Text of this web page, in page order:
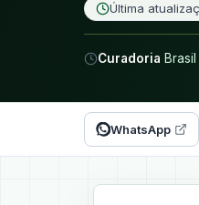
Última
Curadoria Brasil
WhatsApp